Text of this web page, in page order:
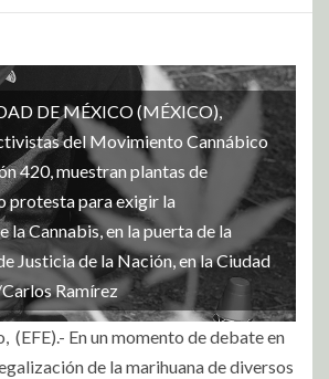
DE MÉXICO (MÉXICO),
del Movimiento Cannábico
420, muestran plantas de
protesta para exigir la
la Cannabis, en la puerta de la
Justicia de la Nación, en la Ciudad
Ramírez
(EFE).- En un momento de debate en
de la marihuana de diversos